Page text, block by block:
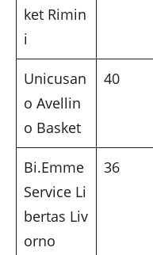
ket Rimin
i
Unicusan
o Avellin
o Basket
40
Bi.Emme
Service Li
bertas Liv
orno
36